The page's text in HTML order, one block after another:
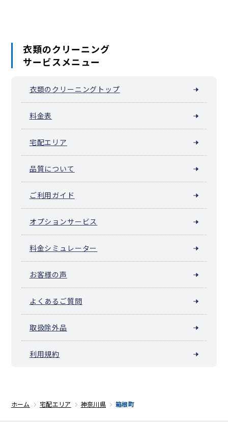
衣類のクリーニング
サービスメニュー
衣類のクリーニングトップ
料金表
宅配エリア
品質について
ご利用ガイド
オプションサービス
料金シミュレーター
お客様の声
よくあるご質問
取扱除外品
利用規約
ホーム 宅配エリア 神奈川県 箱根町